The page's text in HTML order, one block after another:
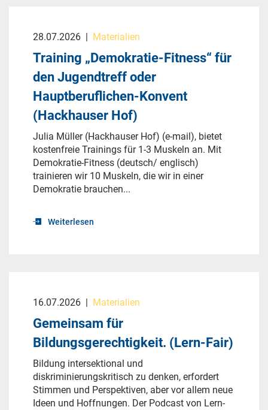
28.07.2026 | Materialien
Training „Demokratie-Fitness“ für
den Jugendtreff oder
Hauptberuflichen-Konvent
(Hackhauser Hof)
Julia Müller (Hackhauser Hof) (e-mail), bietet
kostenfreie Trainings für 1-3 Muskeln an. Mit
Demokratie-Fitness (deutsch/ englisch)
trainieren wir 10 Muskeln, die wir in einer
Demokratie brauchen...
Weiterlesen
16.07.2026 | Materialien
Gemeinsam für
Bildungsgerechtigkeit. (Lern-Fair)
Bildung intersektional und
diskriminierungskritisch zu denken, erfordert
Stimmen und Perspektiven, aber vor allem neue
Ideen und Hoffnungen. Der Podcast von Lern-